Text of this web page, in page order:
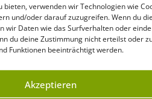
verwenden wir Technologien wie
und/oder darauf zuzugreifen. Wenn du
wir Daten wie das Surfverhalten oder
du deine Zustimmung nicht erteilst oder
Funktionen beeinträchtigt werden.
Akzeptieren
ein gutes
15.08.2024